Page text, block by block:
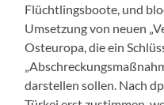
Flüchtlingsboote, und
Umsetzung von neuen
Osteuropa, die ein
darstellen sollen. Nach